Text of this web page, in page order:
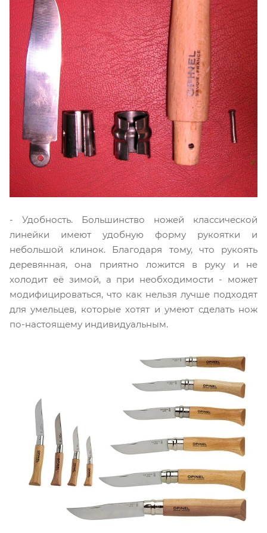
- Удобность. Большинство ножей классической
линейки имеют удобную форму рукоятки и
небольшой клинок. Благодаря тому, что рукоять
деревянная, она приятно ложится в руку и не
холодит её зимой, а при необходимости - может
модифицироваться, что как нельзя лучше подходят
для умельцев, которые хотят и умеют сделать нож
по-настоящему индивидуальным.